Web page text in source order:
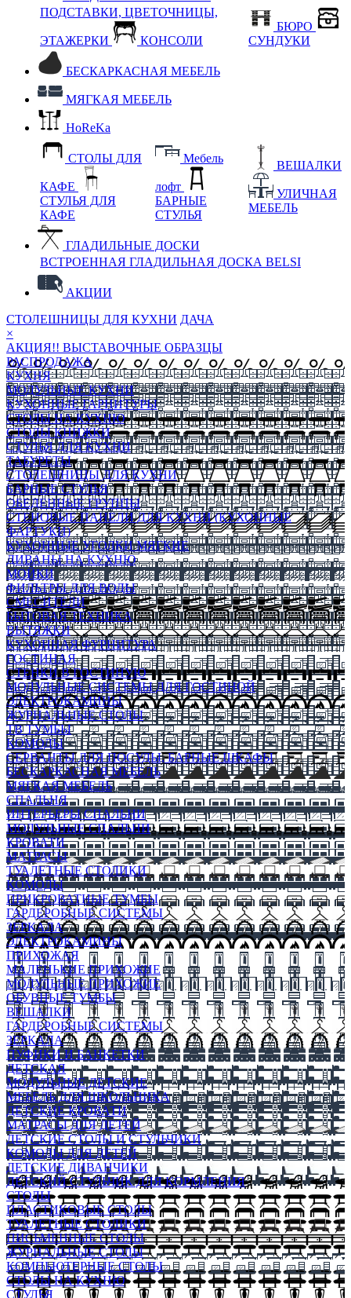
ПОДСТАВКИ, ЦВЕТОЧНИЦЫ,
ЭТАЖЕРКИ КОНСОЛИ
БЮРО
СУНДУКИ
БЕСКАРКАСНАЯ МЕБЕЛЬ
МЯГКАЯ МЕБЕЛЬ
HoReKa
СТОЛЫ ДЛЯ
КАФЕ
СТУЛЬЯ ДЛЯ
КАФЕ
Мебель
лофт
БАРНЫЕ
СТУЛЬЯ
ВЕШАЛКИ
УЛИЧНАЯ
МЕБЕЛЬ
ГЛАДИЛЬНЫЕ ДОСКИ
ВСТРОЕННАЯ ГЛАДИЛЬНАЯ ДОСКА BELSI
АКЦИИ
СТОЛЕШНИЦЫ ДЛЯ КУХНИ ДАЧА
×
АКЦИЯ!! ВЫСТАВОЧНЫЕ ОБРАЗЦЫ
РАСПРОДАЖА
КУХНЯ
МОДУЛЬНЫЕ КУХНИ
КУХОННЫЕ ГАРНИТУРЫ
СТОЛЫ НА КУХНЮ
СТОЛЫ КНИЖКИ
СТУЛЬЯ ДЛЯ КУХНИ
ТАБУРЕТЫ
СТОЛЕШНИЦЫ ДЛЯ КУХНИ
БАРНЫЕ СТУЛЬЯ
ОБЕДЕННЫЕ ГРУППЫ
СТЕНОВЫЕ ПАНЕЛИ ДЛЯ КУХНИ (КУХОННЫЕ
ФАРТУКИ)
КУХОННЫЕ УГОЛКИ МЯГКИЕ
ДИВАНЫ НА КУХНЮ
МОЙКИ
ФИЛЬТРЫ ДЛЯ ВОДЫ
СМЕСИТЕЛИ
БЫТОВАЯ ТЕХНИКА
ВЫТЯЖКИ
КУХОННАЯ ФУРНИТУРА
ГОСТИНАЯ
СТЕНКИ В ГОСТИНУЮ
МОДУЛЬНЫЕ СИСТЕМЫ ДЛЯ ГОСТИНОЙ
ЭЛЕКТРОКАМИНЫ
ЖУРНАЛЬНЫЕ СТОЛЫ
ТВ ТУМБЫ
КОМОДЫ
СЕРВАНТЫ ДЛЯ ПОСУДЫ, БАРНЫЕ ШКАФЫ
БЕСКАРКАСНАЯ МЕБЕЛЬ
МЯГКАЯ МЕБЕЛЬ
СПАЛЬНЯ
ИНТЕРЬЕРЫ СПАЛЬНИ
МОДУЛЬНЫЕ СПАЛЬНИ
КРОВАТИ
МАТРАСЫ
ТУАЛЕТНЫЕ СТОЛИКИ
КОМОДЫ
ПРИКРОВАТНЫЕ ТУМБЫ
ГАРДЕРОБНЫЕ СИСТЕМЫ
ЗЕРКАЛА
ЭЛЕКТРОКАМИНЫ
ПРИХОЖАЯ
МАЛЕНЬКИЕ ПРИХОЖИЕ
МОДУЛЬНЫЕ ПРИХОЖИЕ
ОБУВНЫЕ ТУМБЫ
ВЕШАЛКИ
ГАРДЕРОБНЫЕ СИСТЕМЫ
ЗЕРКАЛА
ПУФИКИ И БАНКЕТКИ
ДЕТСКАЯ
МОДУЛЬНЫЕ ДЕТСКИЕ
МЕБЕЛЬ ДЛЯ ШКОЛЬНИКА
ДЕТСКИЕ КРОВАТИ
МАТРАСЫ ДЛЯ ДЕТЕЙ
ДЕТСКИЕ СТОЛЫ И СТУЛЬЧИКИ
КОМОДЫ ДЛЯ ДЕТЕЙ
ДЕТСКИЕ ДИВАНЧИКИ
ДЕТСКИЙ СТУЛЬЧИК ДЛЯ КОРМЛЕНИЯ
СТОЛЫ
ПЛАСТИКОВЫЕ СТОЛЫ
ТУАЛЕТНЫЕ СТОЛИКИ
ПИСЬМЕННЫЕ СТОЛЫ
ЖУРНАЛЬНЫЕ СТОЛЫ
КОМПЬЮТЕРНЫЕ СТОЛЫ
СТОЛЫ НА КУХНЮ
СТУЛЬЯ